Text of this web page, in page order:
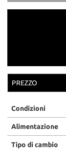
PREZZO
Condizioni
Alimentazione
Tipo di cambio
questi
alla
policy.
rivedere
e
modificare
le
tue